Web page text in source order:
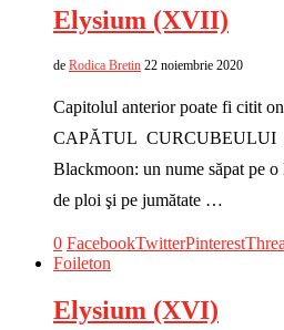
Elysium (XVII)
de Rodica Bretin 22 noiembrie 2020
Capitolul anterior poate fi citit
CAPĂTUL
Blackmoon: un nume săpat pe
de ploi şi pe jumătate …
0 FacebookTwitterPinterest
Foileton
Elysium (XVI)